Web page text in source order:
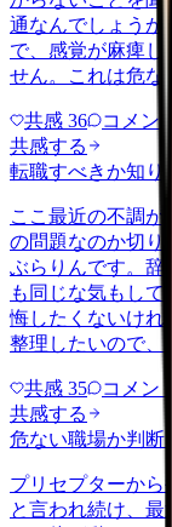
通なんでしょうか
で、感覚が麻痺し
せん。これは危な
共感 36 コメン
共感する
転職すべきか知り
ここ最近の不調
の問題なのか切り
ぶらりんです。辞
も同じな気もし
悔したくないけれ
整理したいので、
共感 35 コメン
共感する
危ない職場か判断
プリセプターから
と言われ続け、